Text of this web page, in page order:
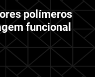
polímeros
funcional